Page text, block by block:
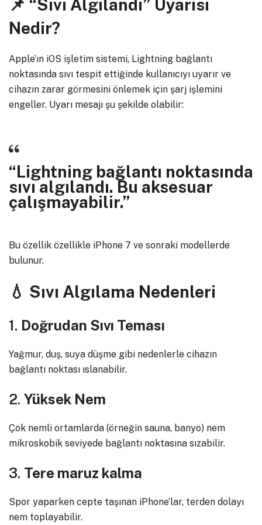
📌 “Sıvı Algılandı” Uyarısı
Nedir?
Apple’ın iOS işletim sistemi, Lightning bağlantı
noktasında sıvı tespit ettiğinde kullanıcıyı uyarır ve
cihazın zarar görmesini önlemek için şarj işlemini
engeller. Uyarı mesajı şu şekilde olabilir:
“Lightning bağlantı noktasında
sıvı algılandı. Bu aksesuar
çalışmayabilir.”
Bu özellik özellikle iPhone 7 ve sonraki modellerde
bulunur.
💧 Sıvı Algılama Nedenleri
1. Doğrudan Sıvı Teması
Yağmur, duş, suya düşme gibi nedenlerle cihazın
bağlantı noktası ıslanabilir.
2. Yüksek Nem
Çok nemli ortamlarda (örneğin sauna, banyo) nem
mikroskobik seviyede bağlantı noktasına sızabilir.
3. Tere maruz kalma
Spor yaparken cepte taşınan iPhone’lar, terden dolayı
nem toplayabilir.